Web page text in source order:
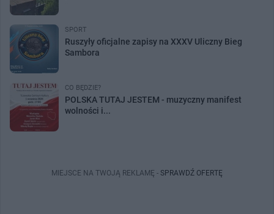
SPORT
Ruszyły oficjalne zapisy na XXXV Uliczny Bieg
Sambora
CO BĘDZIE?
POLSKA TUTAJ JESTEM - muzyczny manifest
wolności i...
MIEJSCE NA TWOJĄ REKLAMĘ - SPRAWDŹ OFERTĘ